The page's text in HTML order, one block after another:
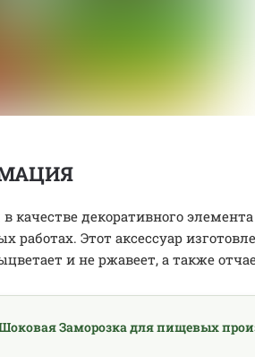
качестве декоративного
Этот аксессуар
и не ржавеет, а также
Заморозка для пищевых